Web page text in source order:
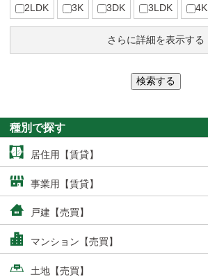
2LDK 3K 3DK 3LDK 4K
さらに詳細を表示する
種別で探す
居住用【賃貸】
事業用【賃貸】
戸建【売買】
マンション【売買】
土地【売買】